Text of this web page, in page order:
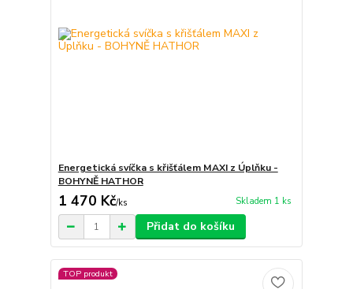
Energetická svíčka s křišťálem MAXI z Úplňku -
BOHYNĚ HATHOR
1 470 Kč/ks Skladem 1 ks
Přidat do košíku
TOP produkt